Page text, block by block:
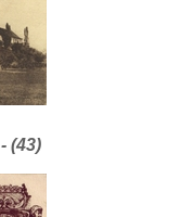
- (43)